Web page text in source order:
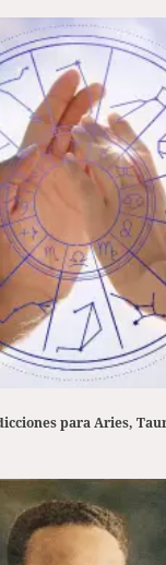
para Aries,